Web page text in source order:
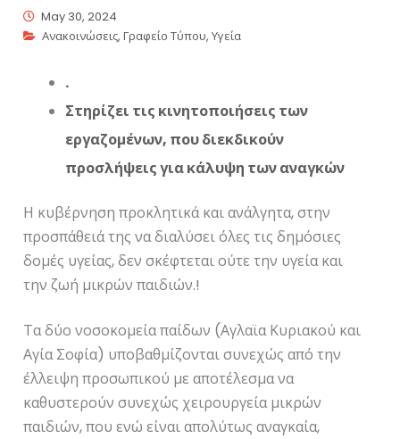
May 30, 2024
Ανακοινώσεις,Γραφείο Τύπου,Υγεία
.
Στηρίζει τις κινητοποιήσεις των
εργαζομένων, που διεκδικούν
προσλήψεις για κάλυψη των αναγκών
Η κυβέρνηση προκλητικά και ανάλγητα, στην
προσπάθειά της να διαλύσει όλες τις δημόσιες
δομές υγείας, δεν σκέφτεται ούτε την υγεία και
την ζωή μικρών παιδιών.!
Τα δύο νοσοκομεία παίδων (Αγλαϊα Κυριακού και
Αγία Σοφία) υποβαθμίζονται συνεχώς από την
έλλειψη προσωπικού με αποτέλεσμα να
καθυστερούν συνεχώς χειρουργεία μικρών
παιδιών, που ενώ είναι απολύτως αναγκαία,